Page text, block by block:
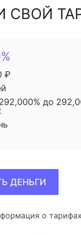
СВОЙ
₽
до
ДЕНЬГИ
о